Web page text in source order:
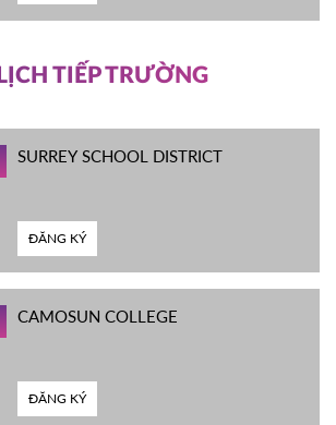
LỊCH TIẾP TRƯỜNG
SURREY SCHOOL DISTRICT
ĐĂNG KÝ
CAMOSUN COLLEGE
ĐĂNG KÝ